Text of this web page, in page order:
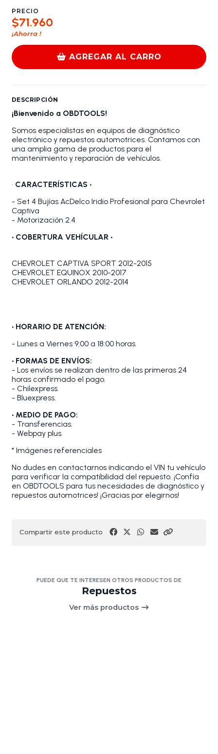
PRECIO
$71.960
¡Ahorra !
AGREGAR AL CARRO
DESCRIPCIÓN
¡Bienvenido a OBDTOOLS!
Somos especialistas en equipos de diagnóstico
electrónico y repuestos automotrices. Contamos con
una amplia gama de productos para el
mantenimiento y reparación de vehículos.
• CARACTERÍSTICAS •
- Set 4 Bujías AcDelco Iridio Profesional para Chevrolet
Captiva
- Motorización 2.4
• COBERTURA VEHÍCULAR •
CHEVROLET CAPTIVA SPORT 2012-2015
CHEVROLET EQUINOX 2010-2017
CHEVROLET ORLANDO 2012-2014
• HORARIO DE ATENCIÓN:
- Lunes a Viernes 9:00 a 18:00 horas.
• FORMAS DE ENVÍOS:
- Los envíos se realizan dentro de las primeras 24
horas confirmado el pago.
- Chilexpress.
- Bluexpress.
• MEDIO DE PAGO:
- Transferencias.
- Webpay plus.
* Imágenes referenciales
No dudes en contactarnos indicando el VIN tu vehículo
para verificar la compatibilidad del repuesto. ¡Confía
en OBDTOOLS para tus necesidades de diagnóstico y
repuestos automotrices! ¡Gracias por elegirnos!
Compartir este producto
PUEDE QUE TE INTERESEN OTROS PRODUCTOS DE
Repuestos
Ver más productos